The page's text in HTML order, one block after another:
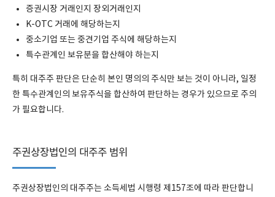
증권시장 거래인지 장외거래인지
K-OTC 거래에 해당하는지
중소기업 또는 중견기업 주식에 해당하는지
특수관계인 보유분을 합산해야 하는지
특히 대주주 판단은 단순히 본인 명의의 주식만 보는 것이 아니라, 일정
한 특수관계인의 보유주식을 합산하여 판단하는 경우가 있으므로 주의
가 필요합니다.
주권상장법인의 대주주 범위
주권상장법인의 대주주는 소득세법 시행령 제157조에 따라 판단합니